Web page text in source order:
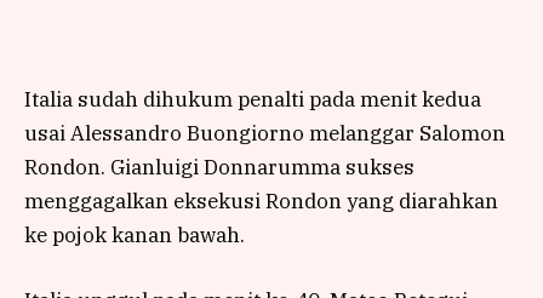
Italia sudah dihukum penalti pada menit kedua
usai Alessandro Buongiorno melanggar Salomon
Rondon. Gianluigi Donnarumma sukses
menggagalkan eksekusi Rondon yang diarahkan
ke pojok kanan bawah.